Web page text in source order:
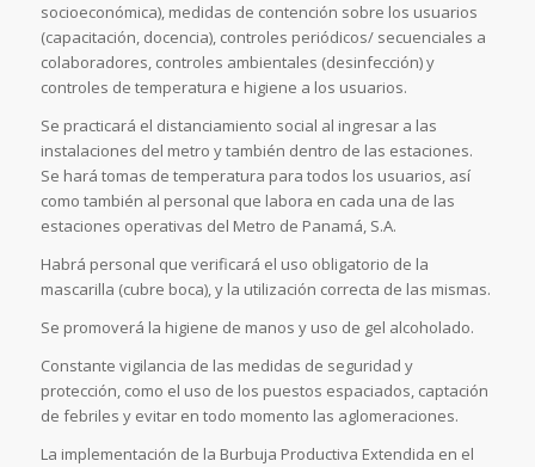
socioeconómica), medidas de contención sobre los usuarios
(capacitación, docencia), controles periódicos/ secuenciales a
colaboradores, controles ambientales (desinfección) y
controles de temperatura e higiene a los usuarios.
Se practicará el distanciamiento social al ingresar a las
instalaciones del metro y también dentro de las estaciones.
Se hará tomas de temperatura para todos los usuarios, así
como también al personal que labora en cada una de las
estaciones operativas del Metro de Panamá, S.A.
Habrá personal que verificará el uso obligatorio de la
mascarilla (cubre boca), y la utilización correcta de las mismas.
Se promoverá la higiene de manos y uso de gel alcoholado.
Constante vigilancia de las medidas de seguridad y
protección, como el uso de los puestos espaciados, captación
de febriles y evitar en todo momento las aglomeraciones.
La implementación de la Burbuja Productiva Extendida en el